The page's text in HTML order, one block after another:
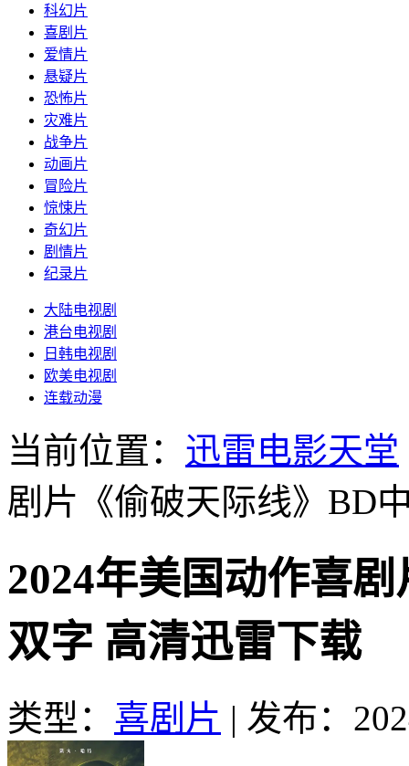
科幻片
喜剧片
爱情片
悬疑片
恐怖片
灾难片
战争片
动画片
冒险片
惊悚片
奇幻片
剧情片
纪录片
大陆电视剧
港台电视剧
日韩电视剧
欧美电视剧
连载动漫
当前位置： 迅雷电影天堂
剧片《偷破天际线》BD
2024年美国动作喜
双字 高清迅雷下载
类型： 喜剧片 | 发布：